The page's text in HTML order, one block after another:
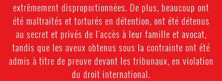
extrêmement disproportionnées. De plus, beaucoup ont
été maltraités et torturés en détention, ont été détenus
au secret et privés de l'accès à leur famille et avocat,
tandis que les aveux obtenus sous la contrainte ont été
admis à titre de preuve devant les tribunaux, en violation
du droit international.